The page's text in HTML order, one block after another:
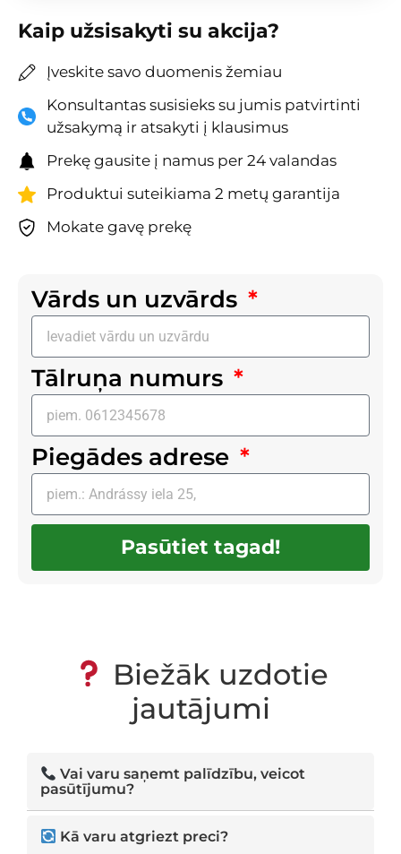
Kaip užsisakyti su akcija?
Įveskite savo duomenis žemiau
Konsultantas susisieks su jumis patvirtinti
užsakymą ir atsakyti į klausimus
Prekę gausite į namus per 24 valandas
Produktui suteikiama 2 metų garantija
Mokate gavę prekę
Vārds un uzvārds
Tālruņa numurs
Piegādes adrese
Pasūtiet tagad!
Biežāk uzdotie
jautājumi
Vai varu saņemt palīdzību, veicot
pasūtījumu?
mūsu konsultants jums piezvanīs, lai
Kā varu atgriezt preci?